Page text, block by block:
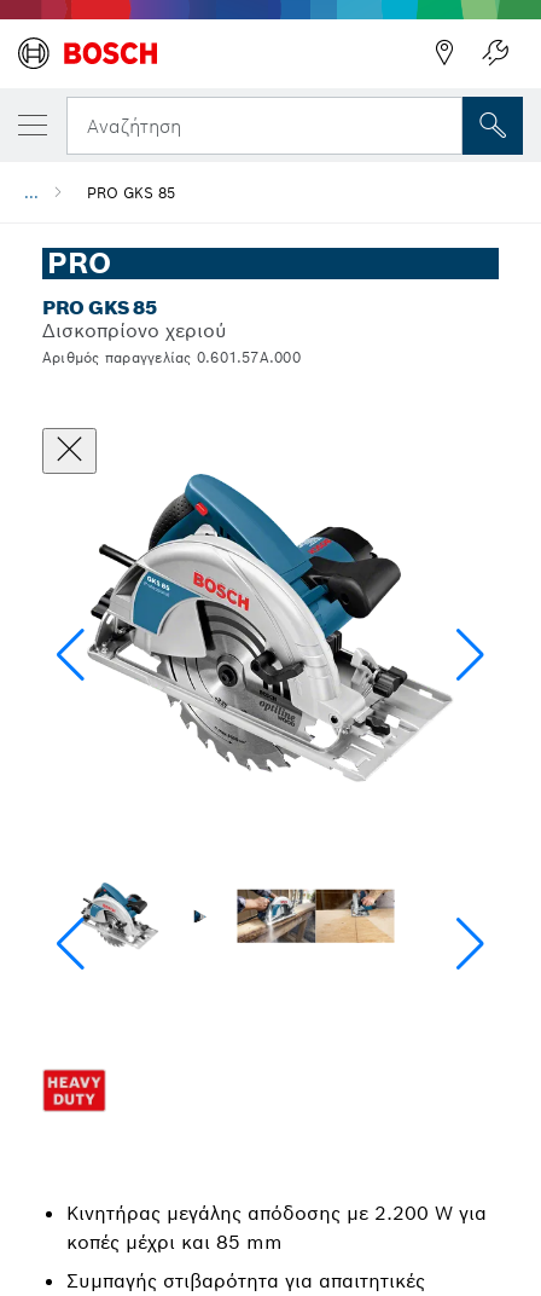
Αναζήτηση
... PRO GKS 85
PRO
PRO GKS 85
Δισκοπρίονο χεριού
Αριθμός παραγγελίας 0.601.57A.000
Κινητήρας μεγάλης απόδοσης με 2.200 W για
κοπές μέχρι και 85 mm
Συμπαγής στιβαρότητα για απαιτητικές